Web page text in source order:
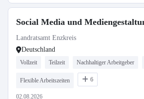
Social Media und
Landratsamt Enzkreis
Deutschland
Vollzeit Teilzeit Nachhaltiger Arbeitgeber
Flexible Arbeitszeiten 6
02.08.2026